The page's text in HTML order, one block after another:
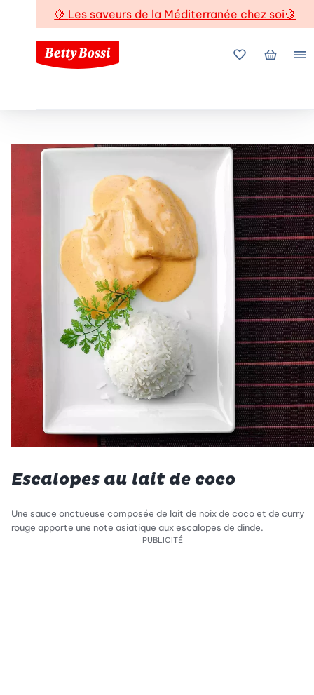
🍋 Les saveurs de la Méditerranée chez soi🍋
Mes favoris
Mon
Escalopes au lait de coco
Une sauce onctueuse composée de lait de noix de coco et de curry
rouge apporte une note asiatique aux escalopes de dinde.
PUBLICITÉ